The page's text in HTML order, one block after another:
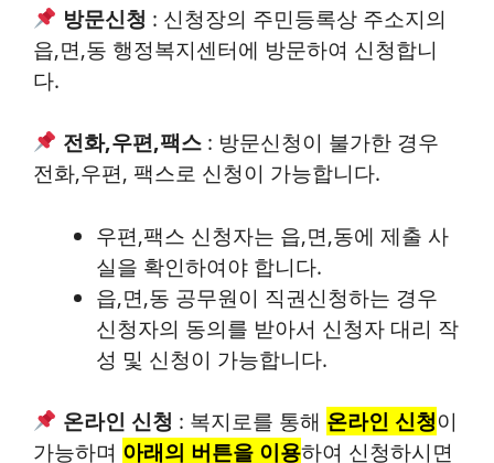
방문신청 : 신청장의 주민등록상 주소지의
읍,면,동 행정복지센터에 방문하여 신청합니
다.
전화,우편,팩스: 방문신청이 불가한 경우
전화,우편, 팩스로 신청이 가능합니다.
우편,팩스 신청자는 읍,면,동에 제출 사
실을 확인하여야 합니다.
읍,면,동 공무원이 직권신청하는 경우
신청자의 동의를 받아서 신청자 대리 작
성 및 신청이 가능합니다.
온라인 신청 : 복지로를 통해 온라인 신청이
가능하며 아래의 버튼을 이용하여 신청하시면